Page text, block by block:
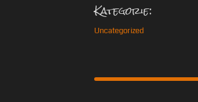
Kategorie:
Uncategorized